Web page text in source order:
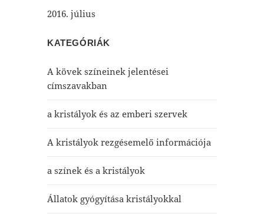
2016. július
KATEGÓRIÁK
A kövek színeinek jelentései
címszavakban
a kristályok és az emberi szervek
A kristályok rezgésemelő információja
a színek és a kristályok
Állatok gyógyítása kristályokkal